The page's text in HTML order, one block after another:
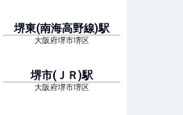
堺東(南海高野線)駅
大阪府堺市堺区
堺市(ＪＲ)駅
大阪府堺市堺区